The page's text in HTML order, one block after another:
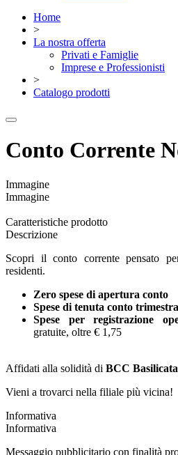
Home
>
La nostra offerta
Privati e Famiglie
Imprese e Professionisti
>
Catalogo prodotti
Conto Corrente
Immagine
Immagine
Caratteristiche prodotto
Descrizione
Scopri il conto corrente pensato
residenti.
Zero spese di apertura conto
Spese di tenuta conto
Spese per registrazione
gratuite, oltre € 1,75
Affidati alla solidità di BCC Basilicata
Vieni a trovarci nella filiale più vicina!
Informativa
Informativa
Messaggio pubblicitario con finalità